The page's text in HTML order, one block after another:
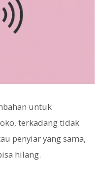
untuk
terkadang tidak
penyiar yang sama,
hilang.